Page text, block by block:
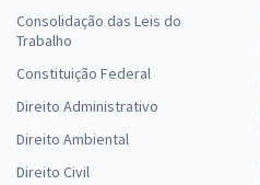
Consolidação das Leis do
Trabalho
Constituição Federal
Direito Administrativo
Direito Ambiental
Direito Civil